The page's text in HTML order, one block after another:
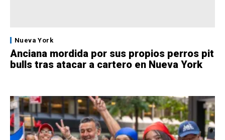
Nueva York
Anciana mordida por sus propios perros pit
bulls tras atacar a cartero en Nueva York